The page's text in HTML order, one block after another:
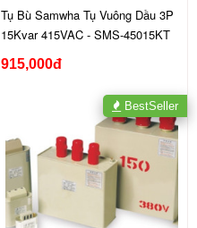
Tụ Bù Samwha Tụ Vuông Dầu 3P
15Kvar 415VAC - SMS-45015KT
915,000đ
BestSeller